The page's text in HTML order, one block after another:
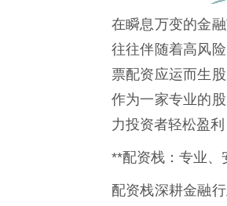
在瞬息万变的金
往往伴随着高风
票配资应运而生
作为一家专业的
力投资者轻松盈利
**配资栈：专业、
配资栈深耕金融